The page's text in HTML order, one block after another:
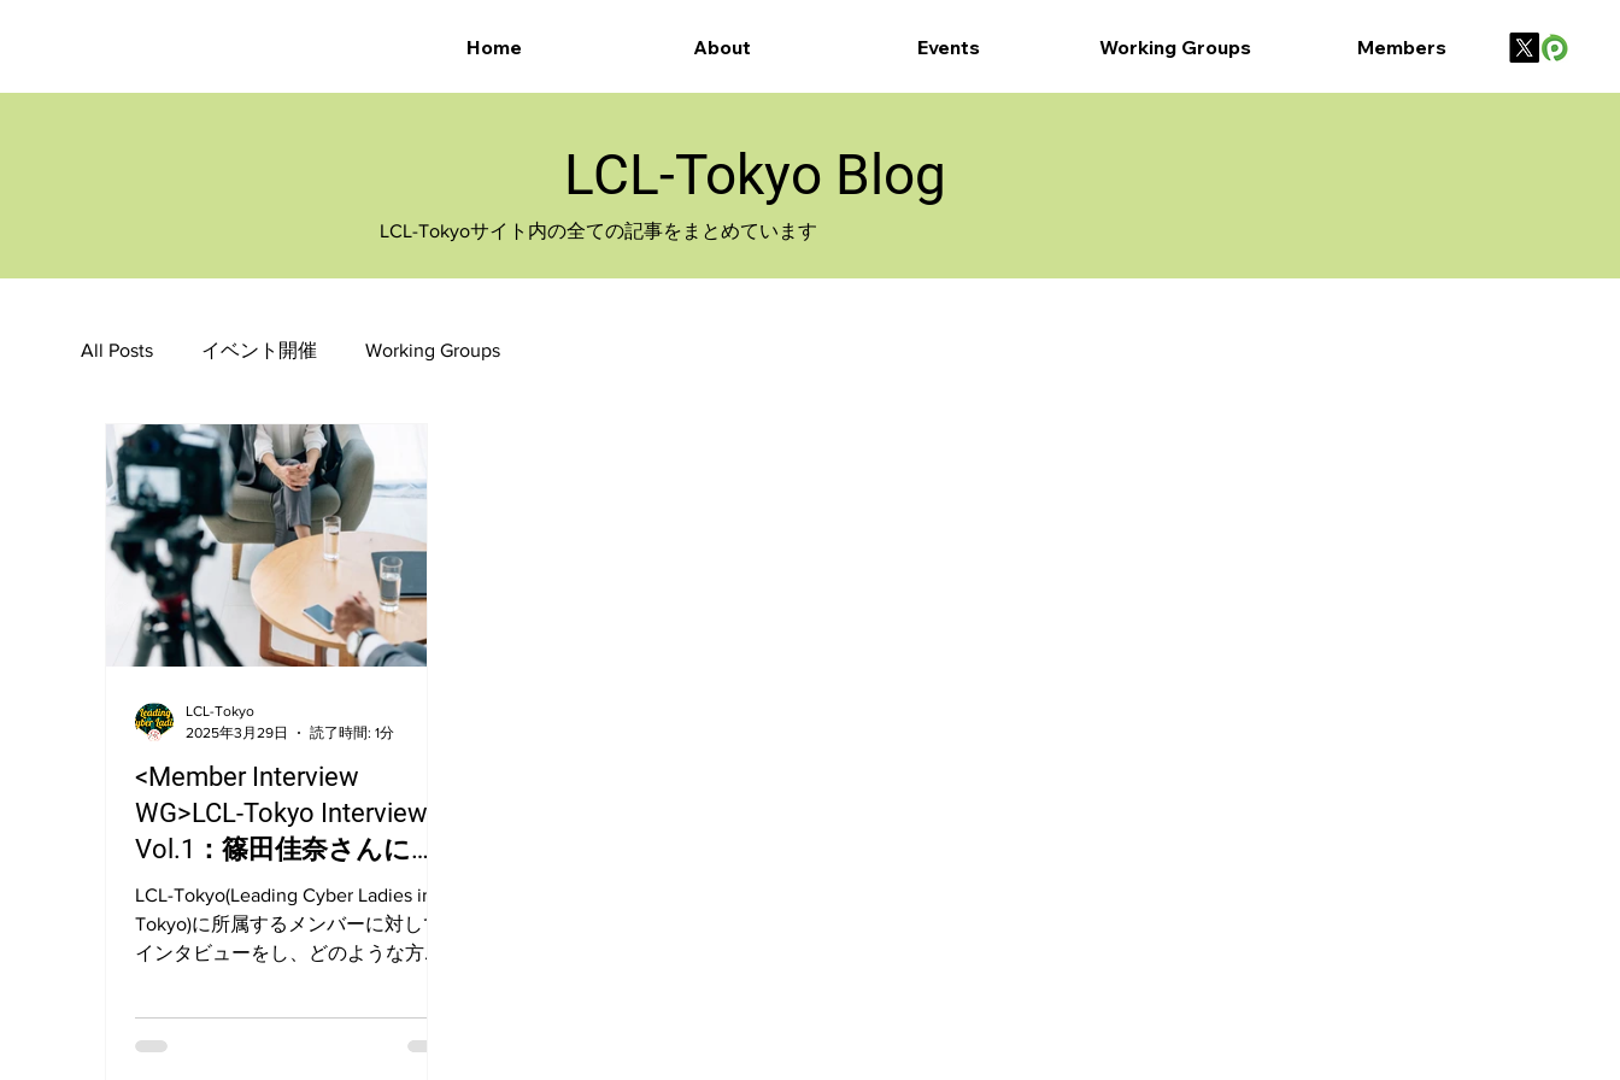
Home About Events Working Groups Members
​LCL-Tokyo Blog
LCL-Tokyoサイト内の全ての記事をまとめています
All Posts イベント開催 Working Groups
<Member Interview
WG>LCL-Tokyo Interview
Vol.1：篠田佳奈さんにイ
ンタビューしました
LCL-Tokyo(Leading Cyber Ladies in
Tokyo)に所属するメンバーに対して
インタビューをし、どのような方が
篠田佳奈さんにインタビューしまし
LCL-Tokyo
2025年3月29日
読了時間: 1分